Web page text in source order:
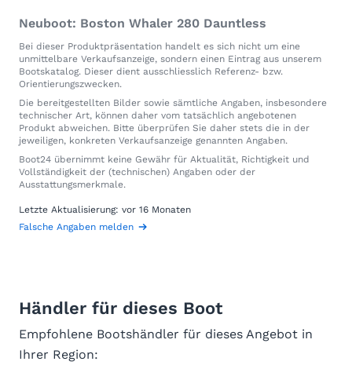
Neuboot: Boston Whaler 280 Dauntless
Bei dieser Produktpräsentation handelt es sich nicht um eine
unmittelbare Verkaufsanzeige, sondern einen Eintrag aus unserem
Bootskatalog. Dieser dient ausschliesslich Referenz- bzw.
Orientierungszwecken.
Die bereitgestellten Bilder sowie sämtliche Angaben, insbesondere
technischer Art, können daher vom tatsächlich angebotenen
Produkt abweichen. Bitte überprüfen Sie daher stets die in der
jeweiligen, konkreten Verkaufsanzeige genannten Angaben.
Boot24 übernimmt keine Gewähr für Aktualität, Richtigkeit und
Vollständigkeit der (technischen) Angaben oder der
Ausstattungsmerkmale.
Letzte Aktualisierung: vor 16 Monaten
Falsche Angaben melden
Händler für dieses Boot
Empfohlene Bootshändler für dieses Angebot in
Ihrer Region: